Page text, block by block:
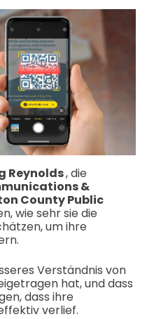
Reynolds, die
&
County Public
wie sehr sie die
um ihre
Verständnis von
hat, und dass
dass ihre
verlief.